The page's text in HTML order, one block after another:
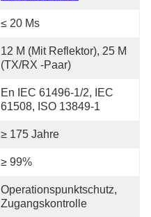
≤ 20 Ms
12 M (mit Reflektor), 25 M
(TX/RX -Paar)
En IEC 61496-1/2, IEC
61508, ISO 13849-1
≥ 175 Jahre
≥ 99%
Operationspunktschutz,
Zugangskontrolle